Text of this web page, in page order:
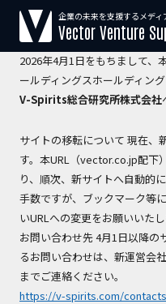
【運営会社変
2026年4月1日をもちまして、
ールディングスホールディン
V-Spirits総合研究所株式会社
サイトの移転について 現在、
す。本URL（vector.co.jp配下
り、順次、新サイトへ自動的
手数ですが、ブックマーク等
いURLへの変更をお願いいたし
お問い合わせ先 4月1日以降の
るお問い合わせは、新運営会
までご連絡ください。
https://v-spirits.com/contacts
企業の未来を支援するメディ
Vector Venture